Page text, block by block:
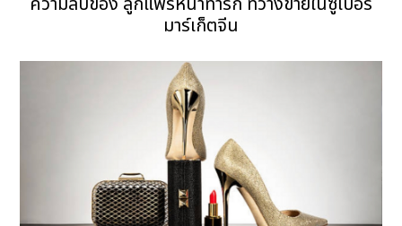
มาร์เก็ตจีน